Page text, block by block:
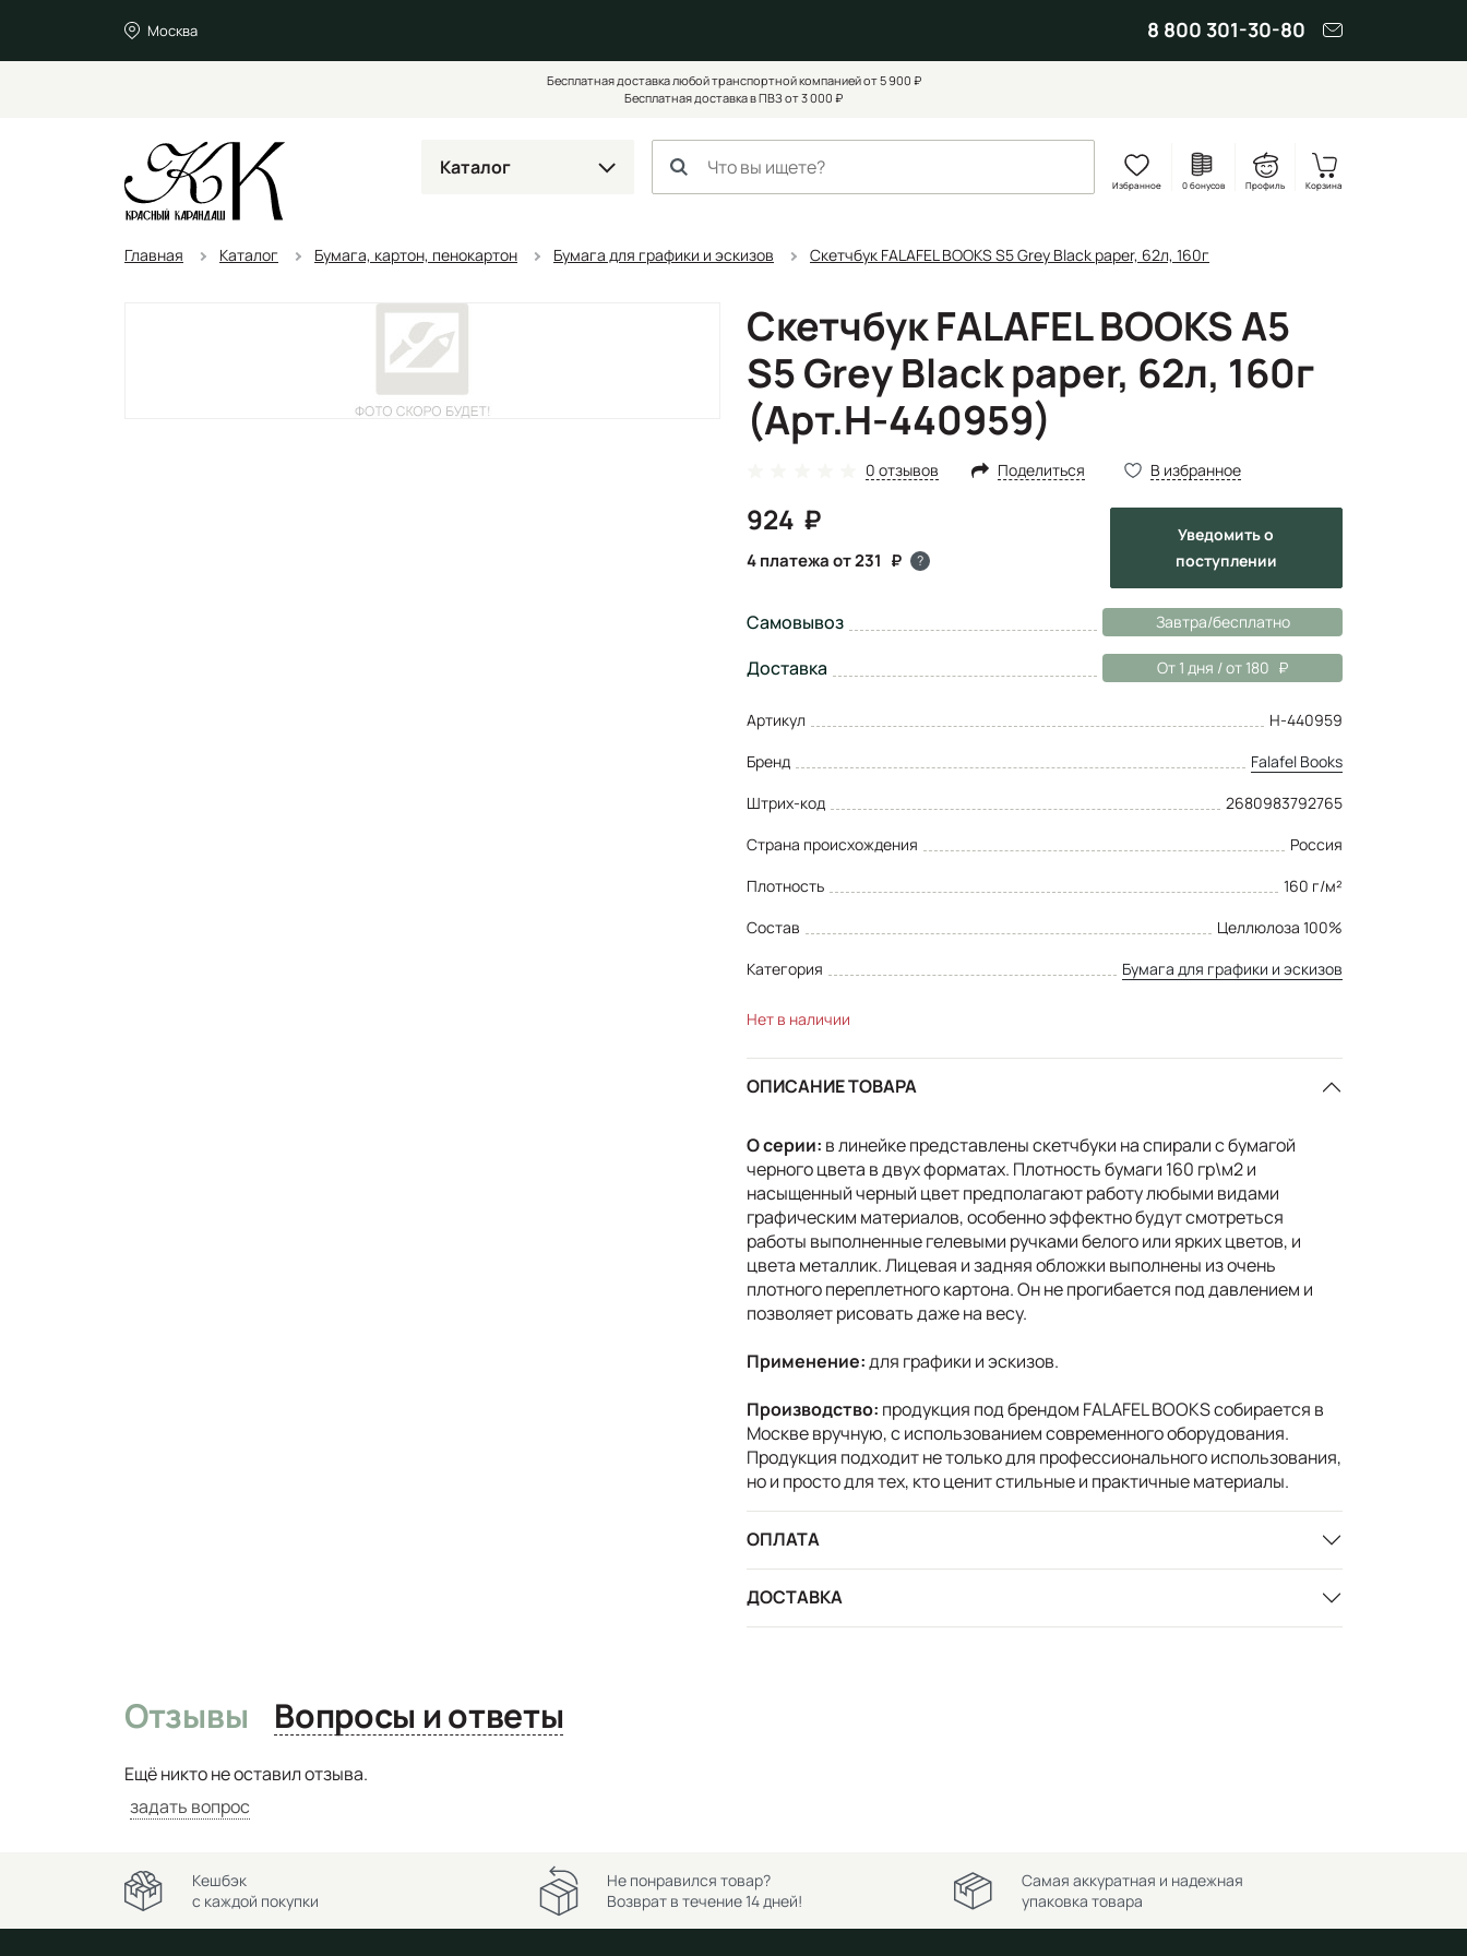
Москва 8 800 301-30-80
Бесплатная доставка любой транспортной компанией от 5 900 ₽
Бесплатная доставка в ПВЗ от 3 000 ₽
Каталог
Избранное 0 бонусов Профиль Корзина
Главная Каталог Бумага, картон, пенокартон Бумага для графики и эскизов Скетчбук FALAFEL BOOKS S5 Grey Black paper, 62л, 160г
Скетчбук FALAFEL BOOKS А5
S5 Grey Black paper, 62л, 160г
(Арт.Н-440959)
0 отзывов Поделиться В избранное
924
4 платежа от 231 ?
Уведомитьо
поступлении
Самовывоз Завтра/бесплатно
Доставка От 1 дня / от 180
Артикул
Н-440959
Бренд
Falafel Books
Штрих-код
2680983792765
Страна происхождения
Россия
Плотность
160 г/м²
Состав
Целлюлоза 100%
Категория
Бумага для графики и эскизов
Нет в наличии
ОПИСАНИЕ ТОВАРА
О серии: в линейке представлены скетчбуки на спирали с бумагой
черного цвета в двух форматах. Плотность бумаги 160 гр\м2 и
насыщенный черный цвет предполагают работу любыми видами
графическим материалов, особенно эффектно будут смотреться
работы выполненные гелевыми ручками белого или ярких цветов, и
цвета металлик. Лицевая и задняя обложки выполнены из очень
плотного переплетного картона. Он не прогибается под давлением и
позволяет рисовать даже на весу.
Применение:для графики и эскизов.
Производство: продукция под брендом FALAFEL BOOKS собирается в
Москве вручную, с использованием современного оборудования.
Продукция подходит не только для профессионального использования,
но и просто для тех, кто ценит стильные и практичные материалы.
ОПЛАТА
ДОСТАВКА
Отзывы Вопросы и ответы
Ещё никто не оставил отзыва.
задать вопрос
Кешбэк
с каждой покупки
Не понравился товар?
Возврат в течение 14 дней!
Самая аккуратная и надежная
упаковка товара